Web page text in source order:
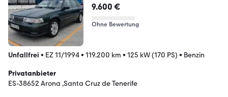
9.600 €
Ohne Bewertung
Unfallfrei • EZ 11/1994• 119.200 km • 125 kW (170 PS) • Benzin
Privatanbieter
ES-38652 Arona ,Santa Cruz de Tenerife